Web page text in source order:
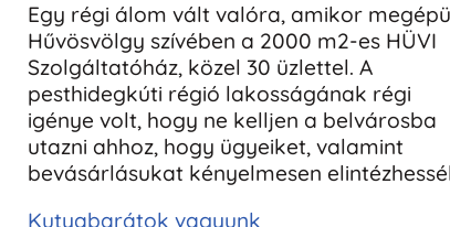
Egy régi álom vált valóra, amikor
Hűvösvölgy szívében a 2000 m2-es HÜVI
Szolgáltatóház, közel 30 üzlettel. A
pesthidegkúti régió lakosságának régi
igénye volt, hogy ne kelljen a belvárosba
utazni ahhoz, hogy ügyeiket, valamint
bevásárlásukat kényelmesen
Kutyabarátok vagyunk